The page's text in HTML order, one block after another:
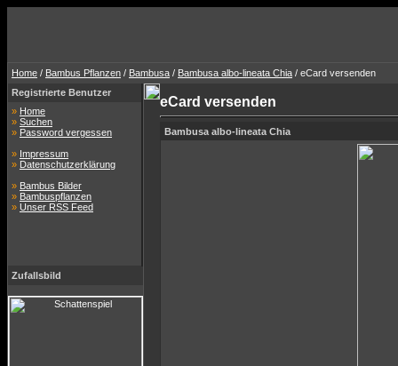
Home / Bambus Pflanzen / Bambusa / Bambusa albo-lineata Chia / eCard versenden
Registrierte Benutzer
» Home
» Suchen
» Password vergessen
» Impressum
» Datenschutzerklärung
» Bambus Bilder
» Bambuspflanzen
» Unser RSS Feed
Zufallsbild
eCard versenden
Bambusa albo-lineata Chia